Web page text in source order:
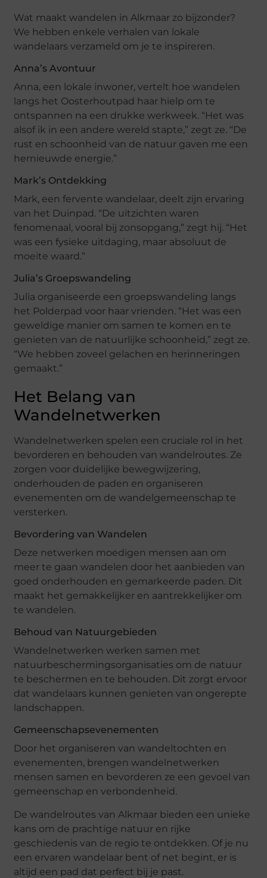
Wat maakt wandelen in Alkmaar zo bijzonder?
We hebben enkele verhalen van lokale
wandelaars verzameld om je te inspireren.
Anna’s Avontuur
Anna, een lokale inwoner, vertelt hoe wandelen
langs het Oosterhoutpad haar hielp om te
ontspannen na een drukke werkweek. “Het was
alsof ik in een andere wereld stapte,” zegt ze. “De
rust en schoonheid van de natuur gaven me een
hernieuwde energie.”
Mark’s Ontdekking
Mark, een fervente wandelaar, deelt zijn ervaring
van het Duinpad. “De uitzichten waren
fenomenaal, vooral bij zonsopgang,” zegt hij. “Het
was een fysieke uitdaging, maar absoluut de
moeite waard.”
Julia’s Groepswandeling
Julia organiseerde een groepswandeling langs
het Polderpad voor haar vrienden. “Het was een
geweldige manier om samen te komen en te
genieten van de natuurlijke schoonheid,” zegt ze.
“We hebben zoveel gelachen en herinneringen
gemaakt.”
Het Belang van
Wandelnetwerken
Wandelnetwerken spelen een cruciale rol in het
bevorderen en behouden van wandelroutes. Ze
zorgen voor duidelijke bewegwijzering,
onderhouden de paden en organiseren
evenementen om de wandelgemeenschap te
versterken.
Bevordering van Wandelen
Deze netwerken moedigen mensen aan om
meer te gaan wandelen door het aanbieden van
goed onderhouden en gemarkeerde paden. Dit
maakt het gemakkelijker en aantrekkelijker om
te wandelen.
Behoud van Natuurgebieden
Wandelnetwerken werken samen met
natuurbeschermingsorganisaties om de natuur
te beschermen en te behouden. Dit zorgt ervoor
dat wandelaars kunnen genieten van ongerepte
landschappen.
Gemeenschapsevenementen
Door het organiseren van wandeltochten en
evenementen, brengen wandelnetwerken
mensen samen en bevorderen ze een gevoel van
gemeenschap en verbondenheid.
De wandelroutes van Alkmaar bieden een unieke
kans om de prachtige natuur en rijke
geschiedenis van de regio te ontdekken. Of je nu
een ervaren wandelaar bent of net begint, er is
altijd een pad dat perfect bij je past.